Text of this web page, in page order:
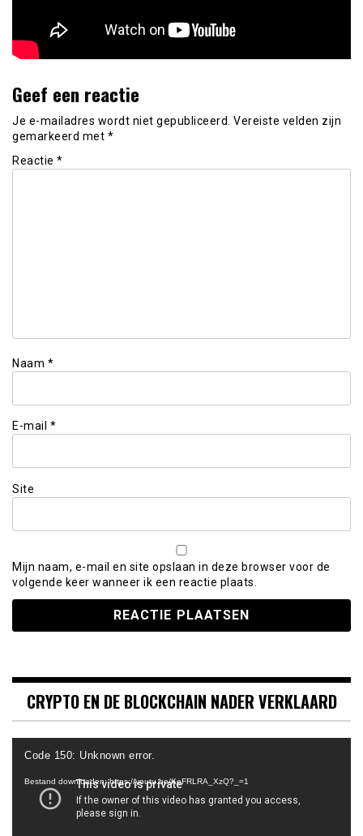
Geef een reactie
Je e-mailadres wordt niet gepubliceerd. Vereiste velden zijn
gemarkeerd met *
Reactie *
Naam *
E-mail *
Site
Mijn naam, e-mail en site opslaan in deze browser voor de
volgende keer wanneer ik een reactie plaats.
CRYPTO EN DE BLOCKCHAIN NADER VERKLAARD
Videospeler
Code 150: Unknown error.
Bestand downloaden: https://youtu.be/KeFRLRA_XzQ?_=1